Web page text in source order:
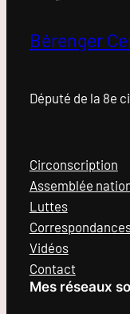
Bérenger
Député de la 8e
Circonscription
Assemblée
Luttes
Vidéos
Contact
Mes réseaux